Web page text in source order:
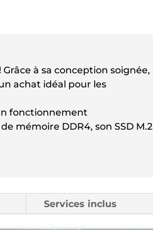
à sa conception soignée,
achat idéal pour les
fonctionnement
mémoire DDR4, son SSD M.2
Services inclus